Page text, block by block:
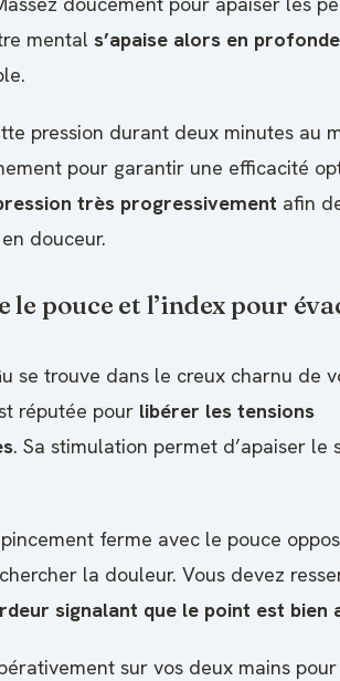
mental s’apaise alors en
pression durant deux minutes au
pour garantir une efficacité
très progressivement afin
douceur.
le pouce et l’index pour
se trouve dans le creux charnu de
réputée pour libérer les tensions
. Sa stimulation permet d’apaiser le
ferme avec le pouce
la douleur. Vous devez
signalant que le point est bien
sur vos deux mains